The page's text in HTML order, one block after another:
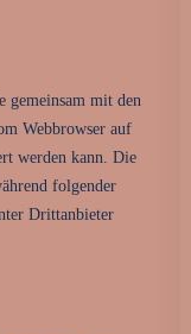
gemeinsam mit den
Webbrowser auf
werden kann. Die
folgender
Drittanbieter